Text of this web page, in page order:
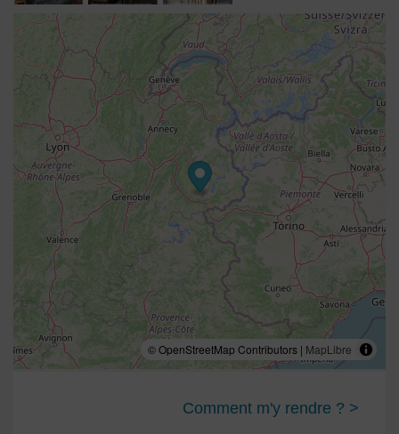
© OpenStreetMap Contributors | MapLibre
Comment m'y rendre ? >